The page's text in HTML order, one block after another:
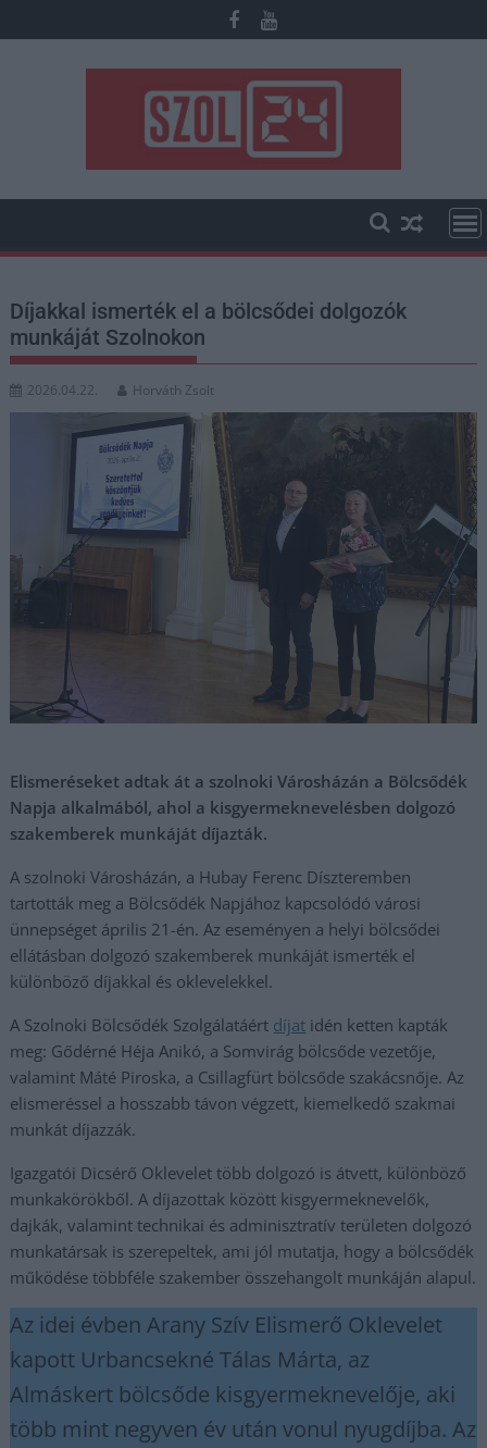
to
Díjakkal ismerték el a bölcsődei dolgozók
munkáját Szolnokon
2026.04.22. Horváth Zsolt
Elismeréseket adtak át a szolnoki Városházán a Bölcsődék
Napja alkalmából, ahol a kisgyermeknevelésben dolgozó
szakemberek munkáját díjazták.
A szolnoki Városházán, a Hubay Ferenc Díszteremben
tartották meg a Bölcsődék Napjához kapcsolódó városi
ünnepséget április 21-én. Az eseményen a helyi bölcsődei
ellátásban dolgozó szakemberek munkáját ismerték el
különböző díjakkal és oklevelekkel.
A Szolnoki Bölcsődék Szolgálatáért díjat idén ketten kapták
meg: Gődérné Héja Anikó, a Somvirág bölcsőde vezetője,
valamint Máté Piroska, a Csillagfürt bölcsőde szakácsnője. Az
elismeréssel a hosszabb távon végzett, kiemelkedő szakmai
munkát díjazzák.
Igazgatói Dicsérő Oklevelet több dolgozó is átvett, különböző
munkakörökből. A díjazottak között kisgyermeknevelők,
dajkák, valamint technikai és adminisztratív területen dolgozó
munkatársak is szerepeltek, ami jól mutatja, hogy a bölcsődék
működése többféle szakember összehangolt munkáján alapul.
Az idei évben Arany Szív Elismerő Oklevelet
kapott Urbancsekné Tálas Márta, az
Almáskert bölcsőde kisgyermeknevelője, aki
több mint negyven év után vonul nyugdíjba. Az